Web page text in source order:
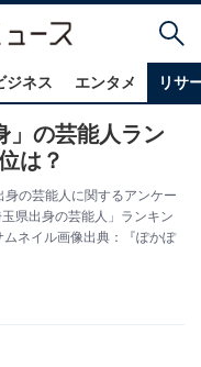
ジネス エンタメ リサ
」の芸能人ラン
は？
の芸能人に関するアンケー
県出身の芸能人」ランキン
ネイル画像出典：『ぽかぽ